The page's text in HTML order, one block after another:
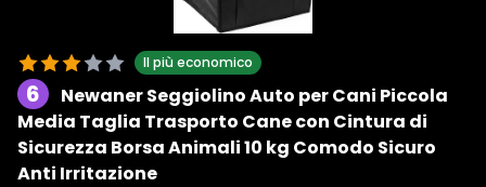
Il più economico
6
Newaner Seggiolino Auto per Cani Piccola
Media Taglia Trasporto Cane con Cintura di
Sicurezza Borsa Animali 10 kg Comodo Sicuro
Anti Irritazione